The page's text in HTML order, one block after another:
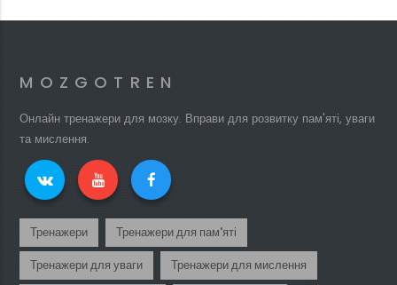
MOZGOTREN
Онлайн тренажери для мозку. Вправи для розвитку пам'яті, уваги
та мислення.
Тренажери
Тренажери для пам'яті
Тренажери для уваги
Тренажери для мислення